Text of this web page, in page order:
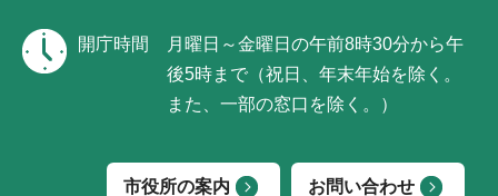
開庁時間
月曜日～金曜日の午前8時30分から午
後5時まで（祝日、年末年始を除く。
また、一部の窓口を除く。）
市役所の案内 お問い合わせ